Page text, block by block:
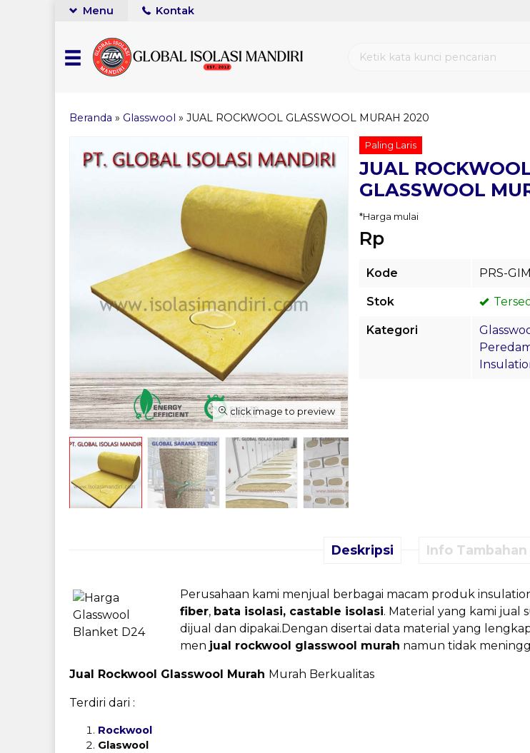
Menu Kontak
Beranda » Glasswool » JUAL ROCKWOOL GLASSWOOL MURAH 2020
click image to preview
Paling Laris
JUAL
GLASSWOOL
*Harga mulai
Rp
Kode PRS-
Stok
Kategori
Deskripsi Info Tambahan
Perusahaan kami menjual berbagai macam produk
fiber, bata isolasi, castable isolasi. Material yang kami jual
dijual dan dipakai.Dengan disertai data material yang
men jual rockwool glasswool murah namun tidak
Jual Rockwool Glasswool Murah Murah Berkualitas
Terdiri dari :
Rockwool
Glaswool